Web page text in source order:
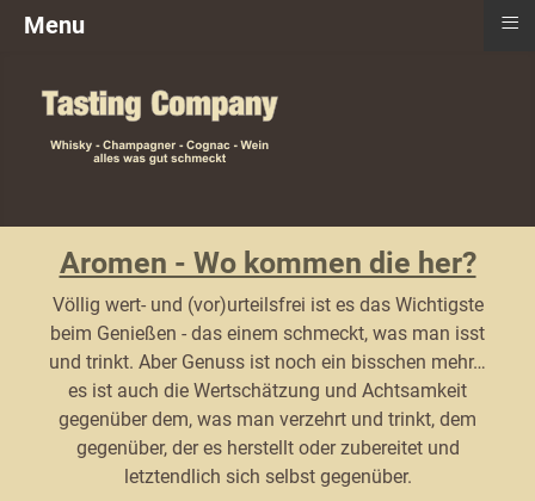
Aromen - Wo kommen die her?
Völlig wert- und (vor)urteilsfrei ist es das Wichtigste
beim Genießen - das einem schmeckt, was man isst
und trinkt. Aber Genuss ist noch ein bisschen mehr…
es ist auch die Wertschätzung und Achtsamkeit
gegenüber dem, was man verzehrt und trinkt, dem
gegenüber, der es herstellt oder zubereitet und
letztendlich sich selbst gegenüber.
Menu ≡